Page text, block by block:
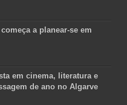
a planear-se em
em cinema, literatura e
de ano no Algarve